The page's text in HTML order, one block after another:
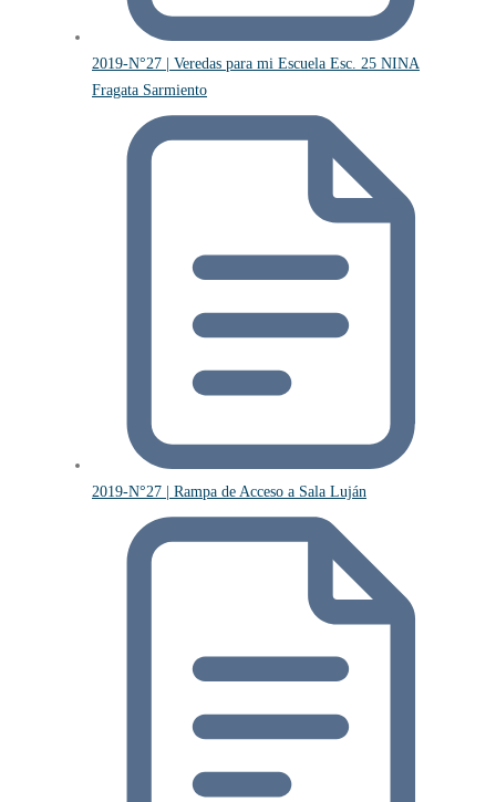
2019-N°27 | Veredas para mi Escuela Esc. 25 NINA
Fragata Sarmiento
2019-N°27 | Rampa de Acceso a Sala Luján